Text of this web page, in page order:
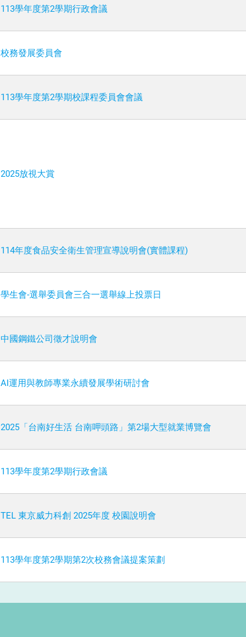
113學年度第2學期行政會議
校務發展委員會
113學年度第2學期校課程委員會會議
2025放視大賞
114年度食品安全衛生管理宣導說明會(實體課程)
學生會-選舉委員會三合一選舉線上投票日
中國鋼鐵公司徵才說明會
AI運用與教師專業永續發展學術研討會
2025「台南好生活 台南呷頭路」第2場大型就業博覽會
113學年度第2學期行政會議
TEL 東京威力科創 2025年度 校園說明會
113學年度第2學期第2次校務會議提案策劃